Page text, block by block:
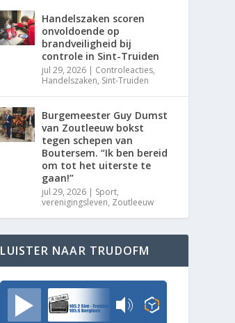
Handelszaken scoren
onvoldoende op
brandveiligheid bij
controle in Sint-Truiden
jul 29, 2026 | Controleacties,
Handelszaken, Sint-Truiden
Burgemeester Guy Dumst
van Zoutleeuw bokst
tegen schepen van
Boutersem. “Ik ben bereid
om tot het uiterste te
gaan!”
jul 29, 2026 | Sport,
verenigingsleven, Zoutleeuw
LUISTER NAAR TRUDOFM
TrudoFM